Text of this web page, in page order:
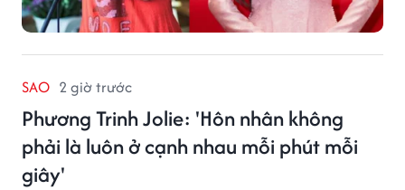
SAO 2 giờ trước
Phương Trinh Jolie: 'Hôn nhân không
phải là luôn ở cạnh nhau mỗi phút mỗi
giây'